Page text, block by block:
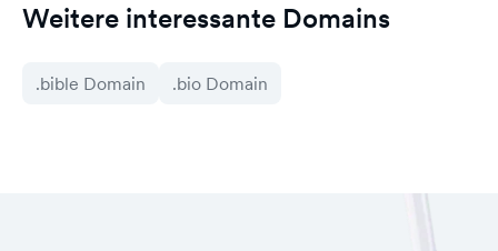
Weitere interessante Domains
.bible Domain .bio Domain